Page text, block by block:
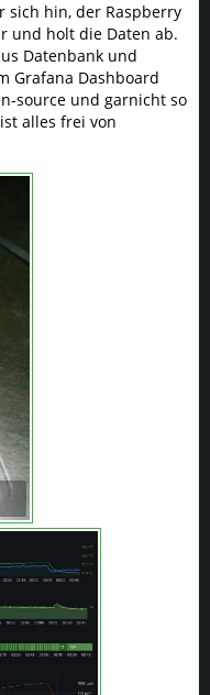
sich hin, der Raspberry
und holt die Daten ab.
Datenbank und
Grafana Dashboard
source und garnicht so
alles frei von